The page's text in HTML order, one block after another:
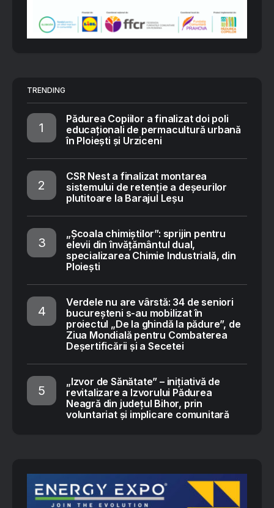
TRENDING
Pădurea Copiilor a finalizat doi poli
educaționali de permacultură urbană
în Ploiești și Urziceni
CSR Nest a finalizat montarea
sistemului de retenție a deșeurilor
plutitoare la Barajul Leșu
„Școala chimiștilor”: sprijin pentru
elevii din învățământul dual,
specializarea Chimie Industrială, din
Ploiești
Verdele nu are vârstă: 34 de seniori
bucureșteni s-au mobilizat în
proiectul „De la ghindă la pădure”, de
Ziua Mondială pentru Combaterea
Deșertificării și a Secetei
„Izvor de Sănătate” – inițiativă de
revitalizare a Izvorului Pădurea
Neagră din județul Bihor, prin
voluntariat și implicare comunitară